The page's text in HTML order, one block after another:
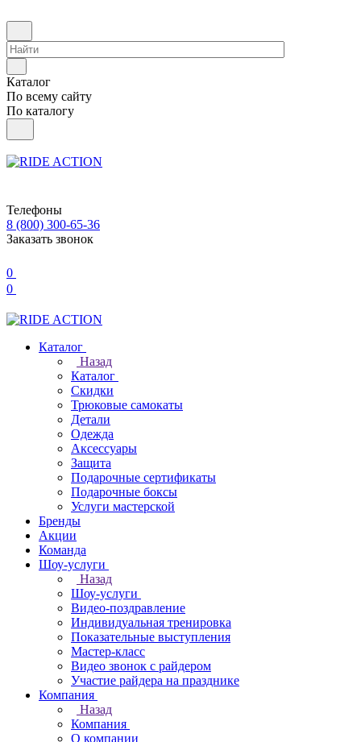
Каталог
По всему сайту
По каталогу
Телефоны
8 (800) 300-65-36
Заказать звонок
0
0
Каталог
Назад
Каталог
Скидки
Трюковые самокаты
Детали
Одежда
Аксессуары
Защита
Подарочные сертификаты
Подарочные боксы
Услуги мастерской
Бренды
Акции
Команда
Шоу-услуги
Назад
Шоу-услуги
Видео-поздравление
Индивидуальная тренировка
Показательные выступления
Мастер-класс
Видео звонок с райдером
Участие райдера на празднике
Компания
Назад
Компания
О компании